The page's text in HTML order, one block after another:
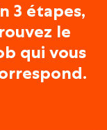
3 étapes,
le
qui vous